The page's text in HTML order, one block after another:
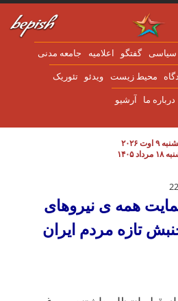
گفتگو اعلاميه جامعه مدنی
محیط زیست ویدئو تئوریک
ما آرشیو
ی نیروهای دمکراتیک
همە ی نیروهای
تازە مردم ایران